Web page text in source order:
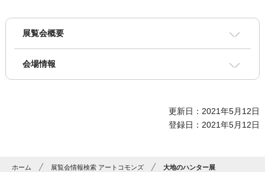
展覧会概要
会場情報
更新日：2021年5月12日
登録日：2021年5月12日
ホーム 展覧会情報検索 アートコモンズ 大地のハンター展